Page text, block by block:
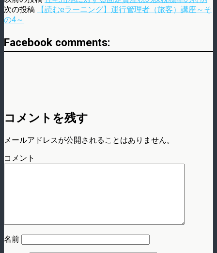
次の投稿
【読むeラーニング】運行管理者（旅客）講座～そ
の4～
Facebook comments:
コメントを残す
メールアドレスが公開されることはありません。
コメント
名前